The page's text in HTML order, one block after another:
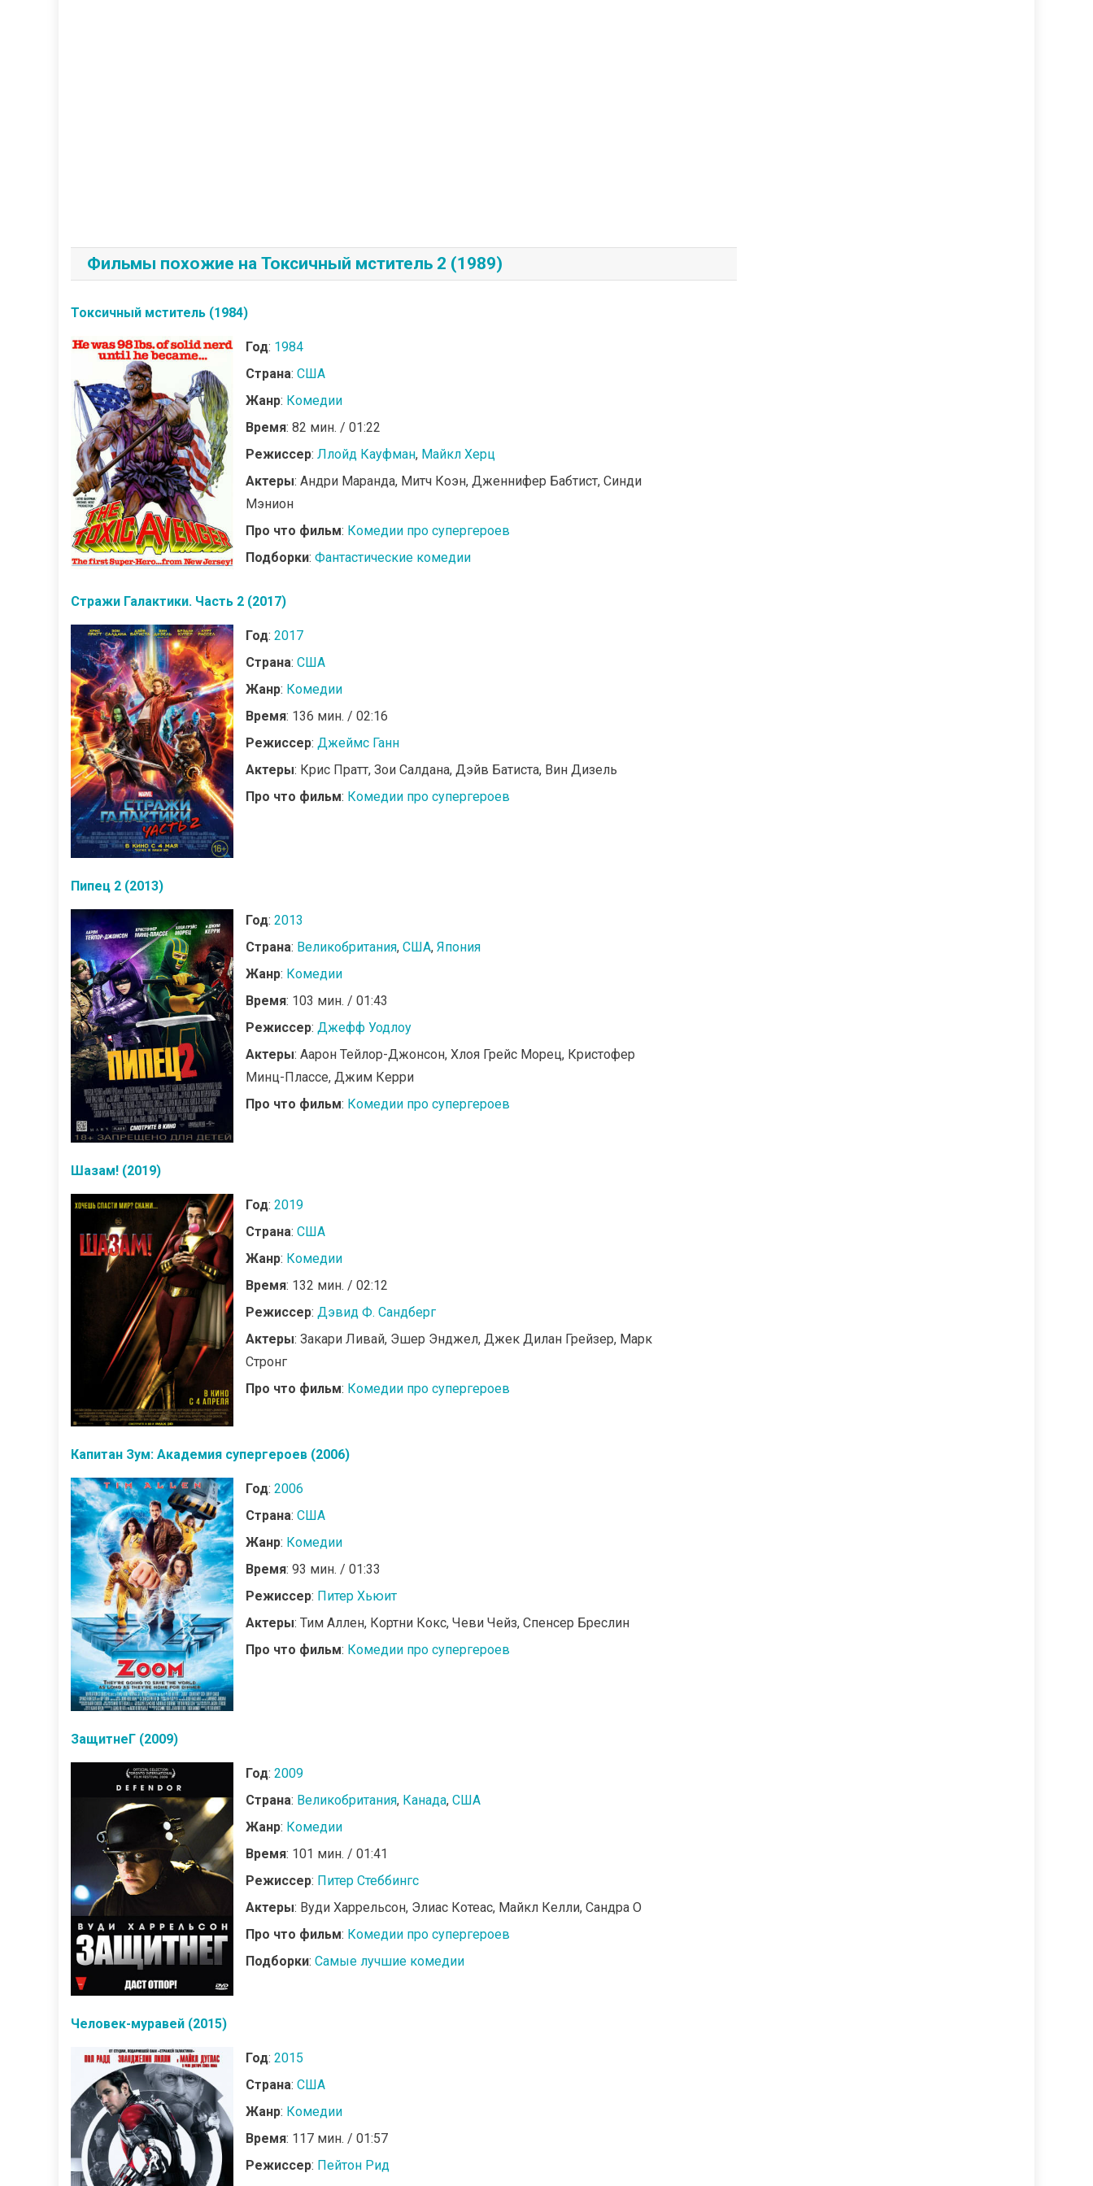
Фильмы похожие на Токсичный мститель 2 (1989)
Токсичный мститель (1984)
Год: 1984
Страна: США
Жанр: Комедии
Время: 82 мин. / 01:22
Режиссер: Ллойд Кауфман, Майкл Херц
Актеры: Андри Маранда, Митч Коэн, Дженнифер Бабтист, Синди
Мэнион
Про что фильм: Комедии про супергероев
Подборки: Фантастические комедии
Стражи Галактики. Часть 2 (2017)
Год: 2017
Страна: США
Жанр: Комедии
Время: 136 мин. / 02:16
Режиссер: Джеймс Ганн
Актеры: Крис Пратт, Зои Салдана, Дэйв Батиста, Вин Дизель
Про что фильм: Комедии про супергероев
Пипец 2 (2013)
Год: 2013
Страна: Великобритания, США, Япония
Жанр: Комедии
Время: 103 мин. / 01:43
Режиссер: Джефф Уодлоу
Актеры: Аарон Тейлор-Джонсон, Хлоя Грейс Морец, Кристофер
Минц-Плассе, Джим Керри
Про что фильм: Комедии про супергероев
Шазам! (2019)
Год: 2019
Страна: США
Жанр: Комедии
Время: 132 мин. / 02:12
Режиссер: Дэвид Ф. Сандберг
Актеры: Закари Ливай, Эшер Энджел, Джек Дилан Грейзер, Марк
Стронг
Про что фильм: Комедии про супергероев
Капитан Зум: Академия супергероев (2006)
Год: 2006
Страна: США
Жанр: Комедии
Время: 93 мин. / 01:33
Режиссер: Питер Хьюит
Актеры: Тим Аллен, Кортни Кокс, Чеви Чейз, Спенсер Бреслин
Про что фильм: Комедии про супергероев
ЗащитнеГ (2009)
Год: 2009
Страна: Великобритания, Канада, США
Жанр: Комедии
Время: 101 мин. / 01:41
Режиссер: Питер Стеббингс
Актеры: Вуди Харрельсон, Элиас Котеас, Майкл Келли, Сандра О
Про что фильм: Комедии про супергероев
Подборки: Самые лучшие комедии
Человек-муравей (2015)
Год: 2015
Страна: США
Жанр: Комедии
Время: 117 мин. / 01:57
Режиссер: Пейтон Рид